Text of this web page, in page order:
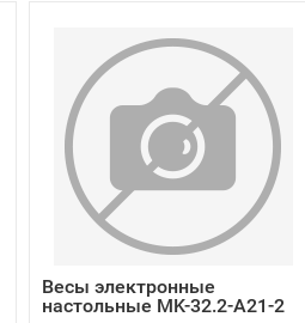
Весы электронные
настольные MK-32.2-A21-2